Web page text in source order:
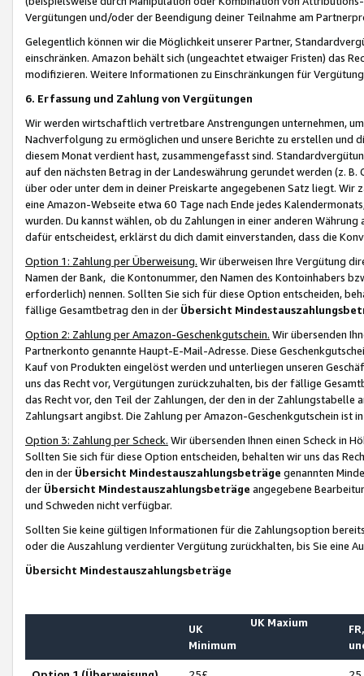
Vergütungen und/oder der Beendigung deiner Teilnahme am
Gelegentlich können wir die Möglichkeit unserer Partner,
einschränken. Amazon behält sich (ungeachtet etwaiger Fristen) das
modifizieren. Weitere Informationen zu Einschränkungen für
6. Erfassung und Zahlung von Vergütungen
Wir werden wirtschaftlich vertretbare Anstrengungen unternehmen,
Nachverfolgung zu ermöglichen und unsere Berichte zu erstellen und
diesem Monat verdient hast, zusammengefasst sind.
auf den nächsten Betrag in der Landeswährung gerundet werden (z.
über oder unter dem in deiner Preiskarte angegebenen Satz liegt.
eine Amazon-Webseite etwa 60 Tage nach Ende jedes
wurden. Du kannst wählen, ob du Zahlungen in einer anderen
dafür entscheidest, erklärst du dich damit einverstanden, dass die
Option 1: Zahlung per Überweisung. Wir überweisen Ihre Vergütung
Namen der Bank, die Kontonummer, den Namen des Kontoinhabers
erforderlich) nennen. Sollten Sie sich für diese Option entscheiden,
fällige Gesamtbetrag den in der Übersicht
Option 2: Zahlung per Amazon-Geschenkgutschein. Wir übersenden
Partnerkonto genannte Haupt-E-Mail-Adresse. Diese
Kauf von Produkten eingelöst werden und unterliegen unseren
uns das Recht vor, Vergütungen zurückzuhalten, bis der fällige
das Recht vor, den Teil der Zahlungen, der den in der
Zahlungsart angibst. Die Zahlung per Amazon-Geschenkgutschein ist
Option 3: Zahlung per Scheck. Wir übersenden Ihnen einen Scheck in
Sollten Sie sich für diese Option entscheiden, behalten wir uns das
den in der Übersicht Mindestauszahlungsbeträge genannten
der Übersicht Mindestauszahlungsbeträge angegebene
und Schweden nicht verfügbar.
Sollten Sie keine gültigen Informationen für die Zahlungsoption
oder die Auszahlung verdienter Vergütung zurückhalten, bis Sie
Übersicht Mindestauszahlungsbeträge
UK
Minimum
UK Maxium